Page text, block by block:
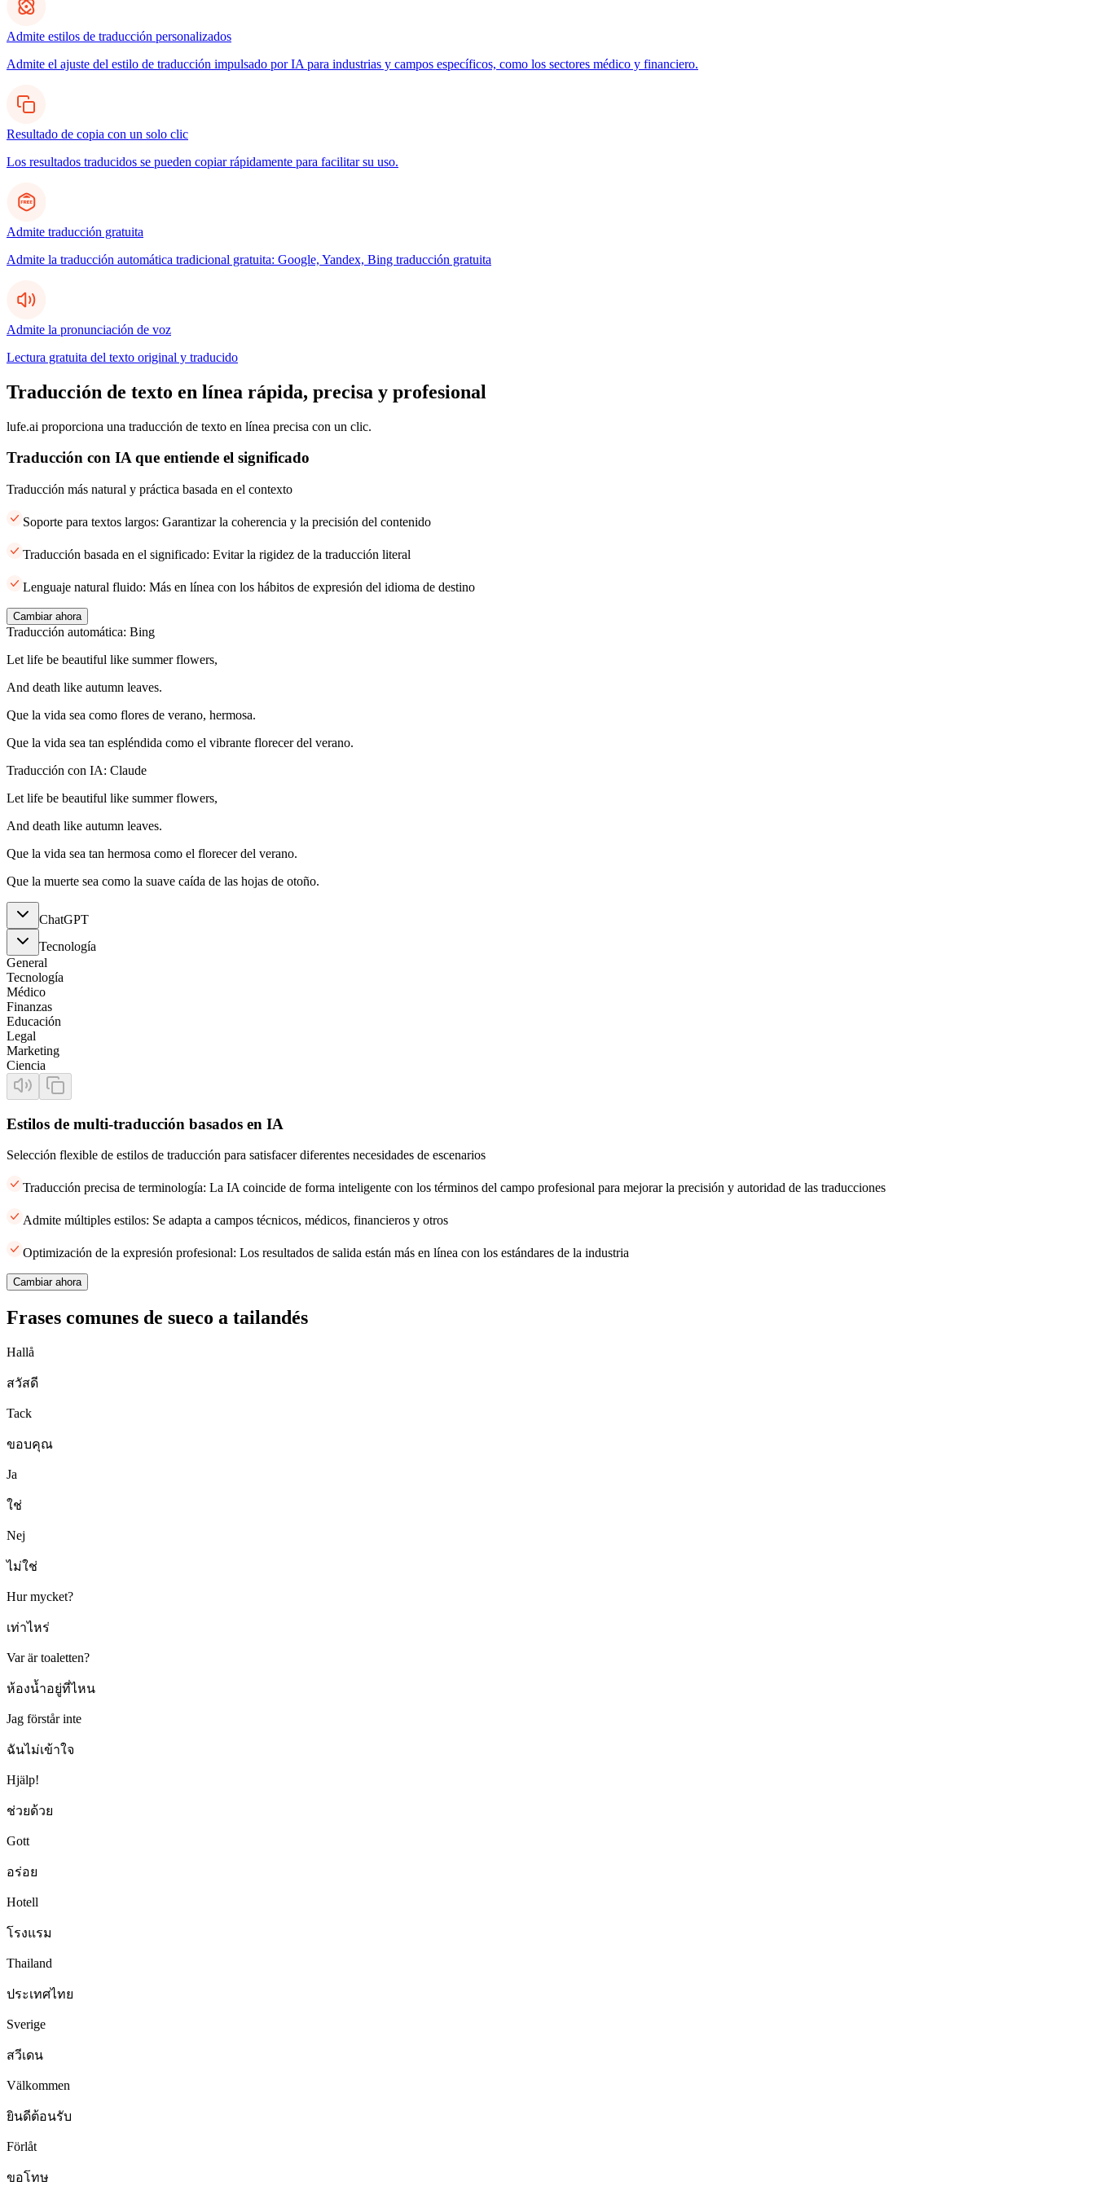
Admite estilos de traducción personalizados
Admite el ajuste del estilo de traducción impulsado por IA para industrias y campos específicos, como los sectores médico y financiero.
Resultado de copia con un solo clic
Los resultados traducidos se pueden copiar rápidamente para facilitar su uso.
Admite traducción gratuita
Admite la traducción automática tradicional gratuita: Google, Yandex, Bing traducción gratuita
Admite la pronunciación de voz
Lectura gratuita del texto original y traducido
Traducción de texto en línea rápida, precisa y profesional
lufe.ai proporciona una traducción de texto en línea precisa con un clic.
Traducción con IA que entiende el significado
Traducción más natural y práctica basada en el contexto
Soporte para textos largos: Garantizar la coherencia y la precisión del contenido
Traducción basada en el significado: Evitar la rigidez de la traducción literal
Lenguaje natural fluido: Más en línea con los hábitos de expresión del idioma de destino
Cambiar ahora
Traducción automática: Bing
Let life be beautiful like summer flowers,
And death like autumn leaves.
Que la vida sea como flores de verano, hermosa.
Que la vida sea tan espléndida como el vibrante florecer del verano.
Traducción con IA: Claude
Let life be beautiful like summer flowers,
And death like autumn leaves.
Que la vida sea tan hermosa como el florecer del verano.
Que la muerte sea como la suave caída de las hojas de otoño.
ChatGPT
Tecnología
General
Tecnología
Médico
Finanzas
Educación
Legal
Marketing
Ciencia
Estilos de multi-traducción basados en IA
Selección flexible de estilos de traducción para satisfacer diferentes necesidades de escenarios
Traducción precisa de terminología: La IA coincide de forma inteligente con los términos del campo profesional para mejorar la precisión y autoridad de las traducciones
Admite múltiples estilos: Se adapta a campos técnicos, médicos, financieros y otros
Optimización de la expresión profesional: Los resultados de salida están más en línea con los estándares de la industria
Cambiar ahora
Frases comunes de sueco a tailandés
Hallå
สวัสดี
Tack
ขอบคุณ
Ja
ใช่
Nej
ไม่ใช่
Hur mycket?
เท่าไหร่
Var är toaletten?
ห้องน้ำอยู่ที่ไหน
Jag förstår inte
ฉันไม่เข้าใจ
Hjälp!
ช่วยด้วย
Gott
อร่อย
Hotell
โรงแรม
Thailand
ประเทศไทย
Sverige
สวีเดน
Välkommen
ยินดีต้อนรับ
Förlåt
ขอโทษ